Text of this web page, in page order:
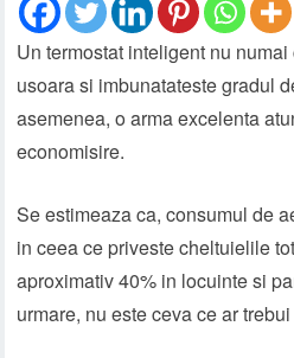
Un termostat inteligent nu
usoara si imbunatateste gradul
asemenea, o arma excelenta
economisire.
Se estimeaza ca, consumul de
in ceea ce priveste cheltuielile
aproximativ 40% in locuinte si
urmare, nu este ceva ce ar